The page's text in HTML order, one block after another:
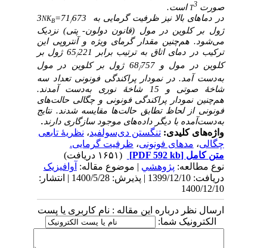
صورت
Tاست.
در دماهای بالا نیز ظرفیت گرمایی به
71/673=
NKB
3
ژول بر کلوین در مول(قانون دولون- پتی) نزدیک
می‌شود. هم‌چنین مقدار گرمای ویژه و آنتروپی این
ترکیب در دمای اتاق به ترتیب برابر 65
/
221 ژول بر
کلوین در مول و 68
/
757 ژول بر کلوین در مول
به‌دست آمد. در نمودار پراکندگی فونونی تعداد سه
شاخۀ صوتی و 15 شاخۀ نوری به‌دست آمدند.
هم‌چنین نمودار پراکندگی فونونی و چگالی حالت‌های
فونونی از لحاظ تطابق حالت‌ها مقایسه شدند. نتایج
به‌دست‌آمده با دیگر داده‌های موجود سازگاری دارند.
واژه‌های کلیدی:تنگستن دی‌سولفید،نظریۀ تابعی
چگالی،مدهای فونونی،ظرفیت گرمایی.
متن کامل[PDF 592 kb]
نوع مطالعه:پژوهشي| موضوع مقاله:آوافیزیک
دریافت: 1399/12/10 | پذیرش: 1400/5/28 | انتشار:
1400/12/10
ارسال نظر درباره این مقاله : نام کاربری یا پست
الکترونیک شما: